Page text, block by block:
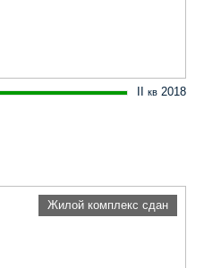
II кв 2018
Жилой комплекс сдан